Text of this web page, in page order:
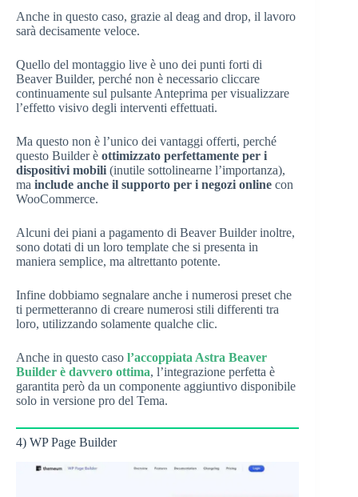
Anche in questo caso, grazie al deag and drop, il lavoro
sarà decisamente veloce.
Quello del montaggio live è uno dei punti forti di
Beaver Builder, perché non è necessario cliccare
continuamente sul pulsante Anteprima per visualizzare
l’effetto visivo degli interventi effettuati.
Ma questo non è l’unico dei vantaggi offerti, perché
questo Builder è ottimizzato perfettamente per i
dispositivi mobili (inutile sottolinearne l’importanza),
ma include anche il supporto per i negozi online con
WooCommerce.
Alcuni dei piani a pagamento di Beaver Builder inoltre,
sono dotati di un loro template che si presenta in
maniera semplice, ma altrettanto potente.
Infine dobbiamo segnalare anche i numerosi preset che
ti permetteranno di creare numerosi stili differenti tra
loro, utilizzando solamente qualche clic.
Anche in questo caso l’accoppiata Astra Beaver
Builder è davvero ottima, l’integrazione perfetta è
garantita però da un componente aggiuntivo disponibile
solo in versione pro del Tema.
4) WP Page Builder